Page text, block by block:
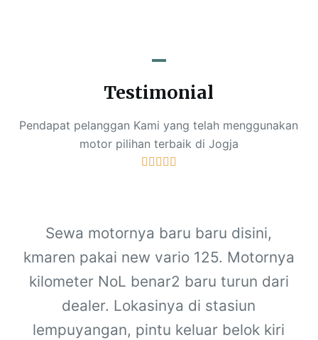
Testimonial
Pendapat pelanggan Kami yang telah menggunakan
motor pilihan terbaik di Jogja
    
Sewa motornya baru baru disini,
kmaren pakai new vario 125. Motornya
kilometer NoL benar2 baru turun dari
dealer. Lokasinya di stasiun
lempuyangan, pintu keluar belok kiri